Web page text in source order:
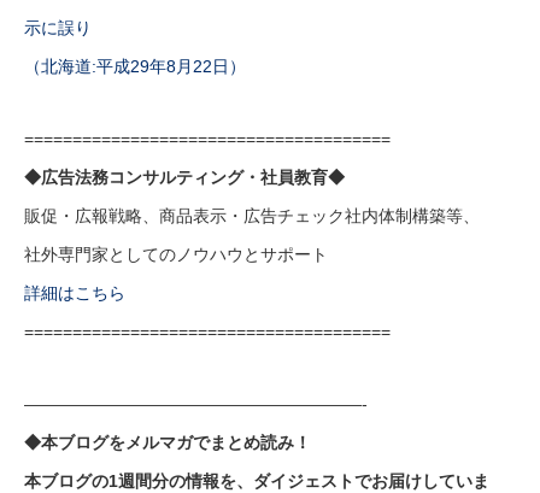
示に誤り
（北海道:平成29年8月22日）
======================================
◆広告法務コンサルティング・社員教育◆
販促・広報戦略、商品表示・広告チェック社内体制構築等、
社外専門家としてのノウハウとサポート
詳細はこちら
======================================
————————————————————-
◆本ブログをメルマガでまとめ読み！
本ブログの1週間分の情報を、ダイジェストでお届けしていま